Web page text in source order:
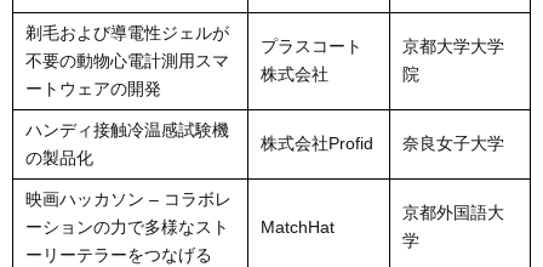
剃毛および導電性ジェルが
不要の動物心電計測用スマ
ートウェアの開発
プラスコート
株式会社
京都大学大学
院
ハンディ接触冷温感試験機
の製品化
株式会社Profid 奈良女子大学
映画ハッカソン – コラボレ
ーションの力で多様なスト
ーリーテラーをつなげる
MatchHat
京都外国語大
学